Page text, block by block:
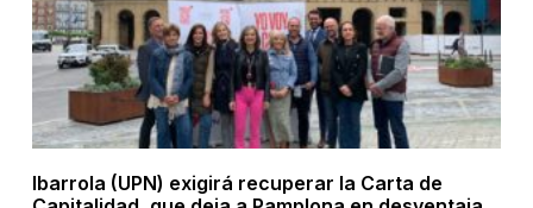
Ibarrola (UPN) exigirá recuperar la Carta de